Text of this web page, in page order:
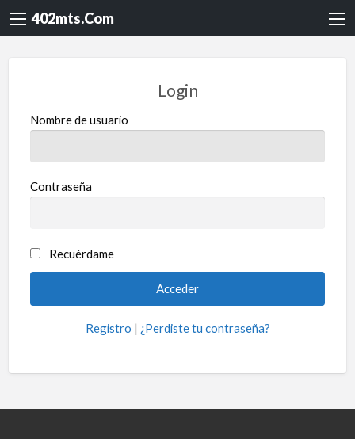
402mts.Com
Login
Nombre de usuario
Contraseña
Recuérdame
Registro | ¿Perdiste tu contraseña?